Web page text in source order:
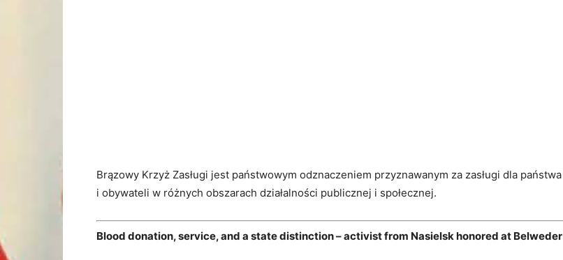
Brązowy Krzyż Zasługi jest państwowym odznaczeniem przyznawanym za zasługi dla państwa
i obywateli w różnych obszarach działalności publicznej i społecznej.
Blood donation, service, and a state distinction – activist from Nasielsk honored at Belweder